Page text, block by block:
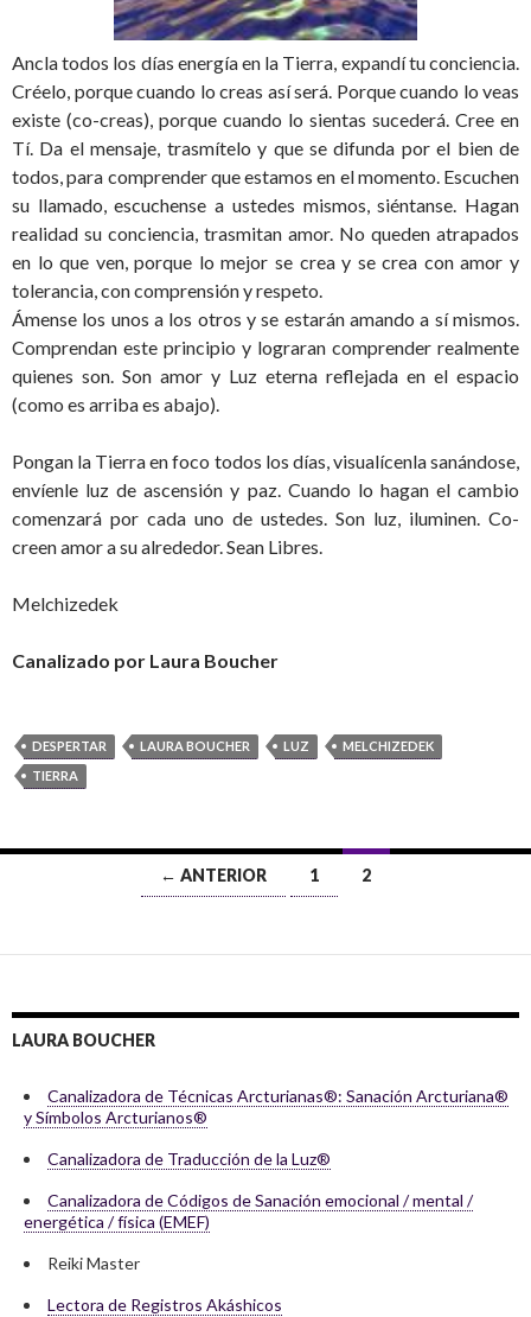
Ancla todos los días energía en la Tierra, expandí tu conciencia.
Créelo, porque cuando lo creas así será. Porque cuando lo veas
existe (co-creas), porque cuando lo sientas sucederá. Cree en
Tí. Da el mensaje, trasmítelo y que se difunda por el bien de
todos, para comprender que estamos en el momento. Escuchen
su llamado, escuchense a ustedes mismos, siéntanse. Hagan
realidad su conciencia, trasmitan amor. No queden atrapados
en lo que ven, porque lo mejor se crea y se crea con amor y
tolerancia, con comprensión y respeto.
Ámense los unos a los otros y se estarán amando a sí mismos.
Comprendan este principio y lograran comprender realmente
quienes son. Son amor y Luz eterna reflejada en el espacio
(como es arriba es abajo).
Pongan la Tierra en foco todos los días, visualícenla sanándose,
envíenle luz de ascensión y paz. Cuando lo hagan el cambio
comenzará por cada uno de ustedes. Son luz, iluminen. Co-
creen amor a su alrededor. Sean Libres.
Melchizedek
Canalizado por Laura Boucher
DESPERTAR LAURA BOUCHER LUZ
MELCHIZEDEK
TIERRA
a
entradas
← ANTERIOR 1 2
LAURA BOUCHER
Canalizadora de Técnicas Arcturianas®: Sanación Arcturiana®
y Símbolos Arcturianos®
Canalizadora de Traducción de la Luz®
Canalizadora de Códigos de Sanación emocional / mental /
energética / física (EMEF)
Reiki Master
Lectora de Registros Akáshicos